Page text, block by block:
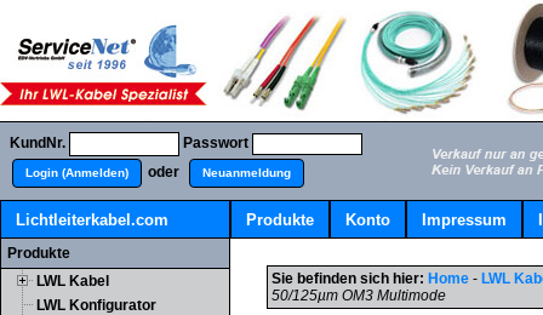
KundNr. Passwort
Login (Anmelden) oder Neuanmeldung
Lichtleiterkabel.com Produkte Konto Impressum
Produkte
LWL Kabel
LWL Konfigurator
Sie befinden sich hier: Home - LWL
50/125µm OM3 Multimode